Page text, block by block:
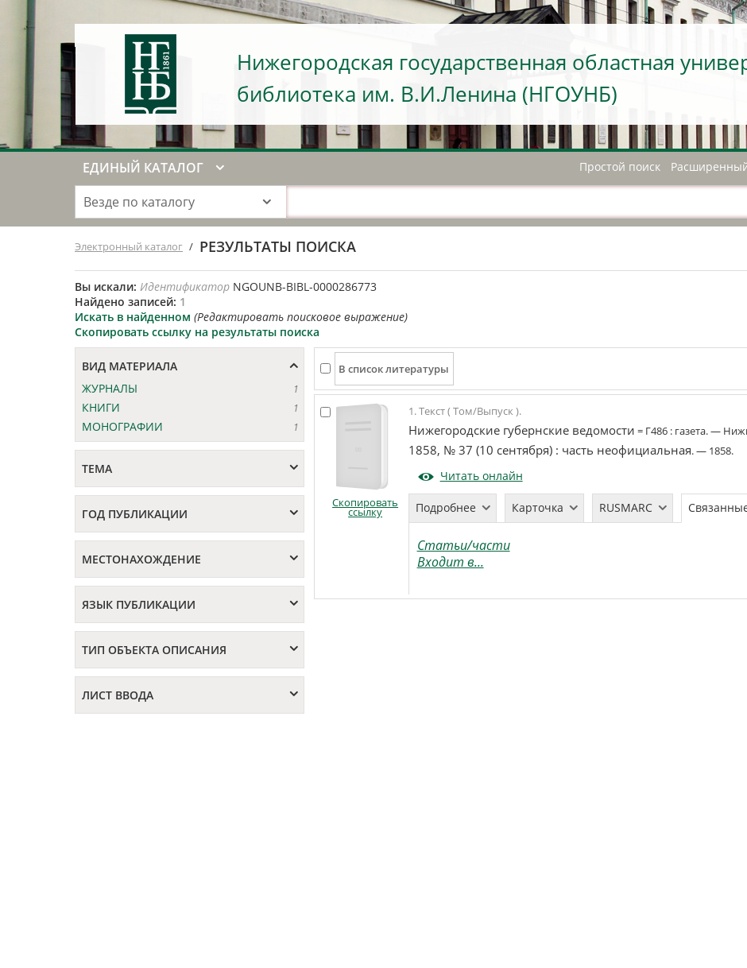
Нижегородская государственная областная
библиотека им. В.И.Ленина (НГОУНБ)
ЕДИНЫЙ КАТАЛОГ Простой поиск
Везде по каталогу
Электронный каталог / РЕЗУЛЬТАТЫ ПОИСКА
Вы искали: Идентификатор NGOUNB-BIBL-0000286773
Найдено записей: 1
Искать в найденном (Редактировать поисковое выражение)
Скопировать ссылку на результаты поиска
ВИД МАТЕРИАЛА
ЖУРНАЛЫ
1
КНИГИ 1
МОНОГРАФИИ 1
ТЕМА
ГОД ПУБЛИКАЦИИ
МЕСТОНАХОЖДЕНИЕ
ЯЗЫК ПУБЛИКАЦИИ
ТИП ОБЪЕКТА ОПИСАНИЯ
ЛИСТ ВВОДА
Скопировать
ссылку
1. Текст ( Том/Выпуск ).
Нижегородские губернские ведомости = Г486 : газета. —
1858, № 37 (10 сентября) : часть неофициальная. —1858.
Читать онлайн
Подробнее Карточка RUSMARC
Статьи/части
Входит в...